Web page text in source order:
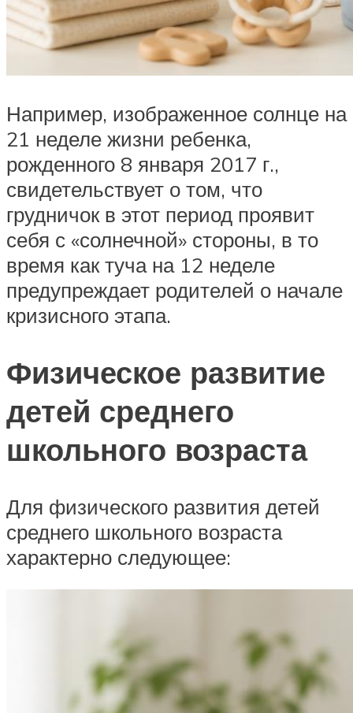
Например, изображенное солнце на
21 неделе жизни ребенка,
рожденного 8 января 2017 г.,
свидетельствует о том, что
грудничок в этот период проявит
себя с «солнечной» стороны, в то
время как туча на 12 неделе
предупреждает родителей о начале
кризисного этапа.
Физическое развитие
детей среднего
школьного возраста
Для физического развития детей
среднего школьного возраста
характерно следующее: